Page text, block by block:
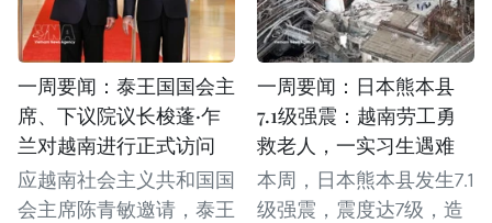
一周要闻：泰王国国会主
席、下议院议长梭蓬·乍
兰对越南进行正式访问
应越南社会主义共和国国
会主席陈青敏邀请，泰王
一周要闻：日本熊本县
7.1级强震：越南劳工勇
救老人，一实习生遇难
本周，日本熊本县发生7.1
级强震，震度达7级，造